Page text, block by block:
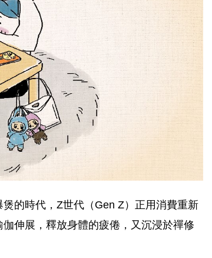
的時代，Z世代（Gen Z）正用消費重新
伸展，釋放身體的疲倦，又沉浸於禪修